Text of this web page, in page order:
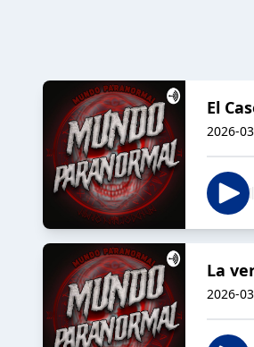
El
2026-
La
2026-